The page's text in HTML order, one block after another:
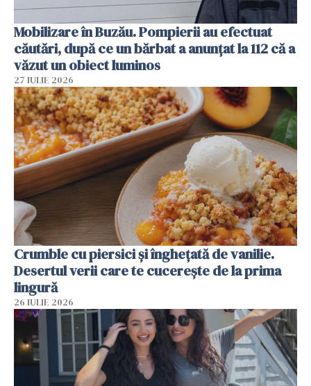
Mobilizare în Buzău. Pompierii au efectuat
căutări, după ce un bărbat a anunțat la 112 că a
văzut un obiect luminos
27 IULIE 2026
Crumble cu piersici și înghețată de vanilie.
Desertul verii care te cucerește de la prima
lingură
26 IULIE 2026